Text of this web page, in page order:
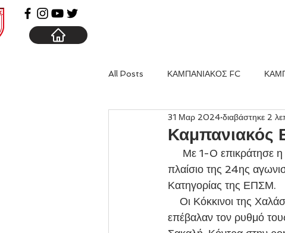
All Posts ΚΑΜΠΑΝΙΑΚΟΣ FC
Καμπανιακός
31 Μαρ 2024 διαβάστηκε 2
πλαίσιο της 24ης
Κατηγορίας της ΕΠΣΜ.
επέβαλαν τον ρυθμό